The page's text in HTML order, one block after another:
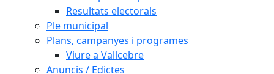
Resultats electorals
Ple municipal
Plans, campanyes i programes
Viure a Vallcebre
Anuncis / Edictes